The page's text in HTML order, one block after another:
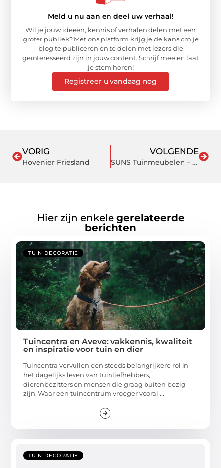
Meld u nu aan en deel uw verhaal!
Wil je jouw ideeën, kennis of verhalen delen met een
groter publiek? Met ons platform krijg je de kans om je
blog te publiceren en te delen met lezers die
geïnteresseerd zijn in jouw content. Schrijf mee en laat
je stem horen!
Registreer u vandaag nog
VORIG
Hovenier Friesland
VOLGENDE
SUNS Tuinmeubelen – Sharing the sun together
Hier zijn enkele gerelateerde
berichten
TUIN DECORATIE
Tuincentra en Aveve: vakkennis, kwaliteit
en inspiratie voor tuin en dier
Tuincentra vervullen een steeds belangrijkere rol in
het dagelijks leven van tuinliefhebbers,
dierenbezitters en mensen die graag buiten bezig
zijn. Waar een tuincentrum vroeger vooral ...
TUIN DECORATIE